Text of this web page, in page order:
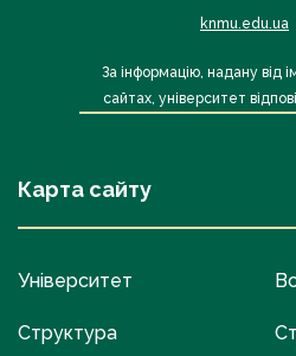
knmu.edu.ua
За інформацію, надану від
сайтах, університет
Карта сайту
Університет
Структура